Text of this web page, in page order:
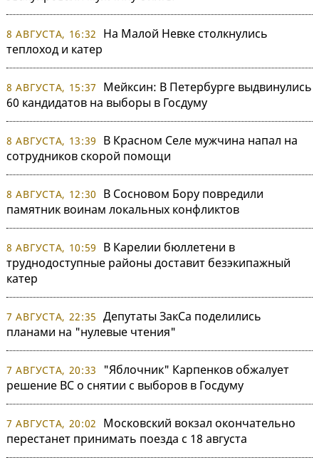
8 АВГУСТА, 16:32
На Малой Невке столкнулись
теплоход и катер
8 АВГУСТА, 15:37
Мейксин: В Петербурге выдвинулись
60 кандидатов на выборы в Госдуму
8 АВГУСТА, 13:39
В Красном Селе мужчина напал на
сотрудников скорой помощи
8 АВГУСТА, 12:30
В Сосновом Бору повредили
памятник воинам локальных конфликтов
8 АВГУСТА, 10:59
В Карелии бюллетени в
труднодоступные районы доставит безэкипажный
катер
7 АВГУСТА, 22:35 Депутаты ЗакСа поделились
планами на "нулевые чтения"
7 АВГУСТА, 20:33
"Яблочник" Карпенков обжалует
решение ВС о снятии с выборов в Госдуму
7 АВГУСТА, 20:02
Московский вокзал окончательно
перестанет принимать поезда с 18 августа